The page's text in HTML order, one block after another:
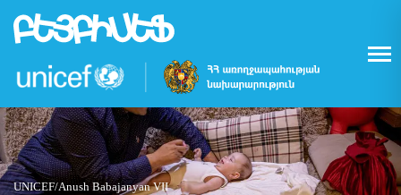
Skip
content
UNICEF/Anush Babajanyan VII